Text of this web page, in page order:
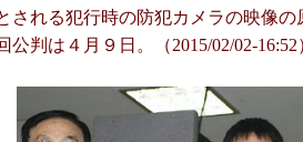
される犯行時の防犯カメラの映像の
判は４月９日。（2015/02/02-16:52